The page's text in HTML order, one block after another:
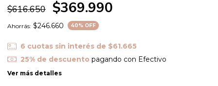
$616.650 $369.990
Ahorrás: $246.660 40% OFF
6 cuotas sin interés de $61.665
25% de descuento pagando con Efectivo
Ver más detalles